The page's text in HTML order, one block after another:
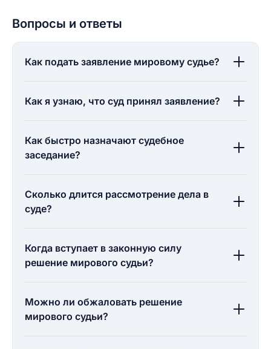
Вопросы и ответы
Как подать заявление мировому судье?
Как я узнаю, что суд принял заявление?
Как быстро назначают судебное
заседание?
Сколько длится рассмотрение дела в
суде?
Когда вступает в законную силу
решение мирового судьи?
Можно ли обжаловать решение
мирового судьи?